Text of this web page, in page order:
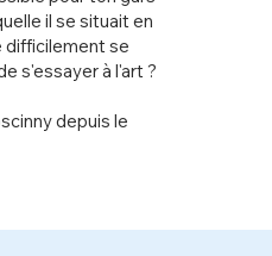
il se situait en
difficilement se
s'essayer à l'art ?
depuis le